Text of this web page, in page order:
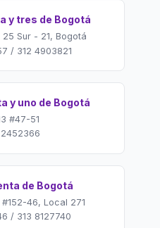
y tres de Bogotá
Sur - 21, Bogotá
/ 312 4903821
y uno de Bogotá
#47-51
2452366
de Bogotá
46, Local 271
/ 313 8127740